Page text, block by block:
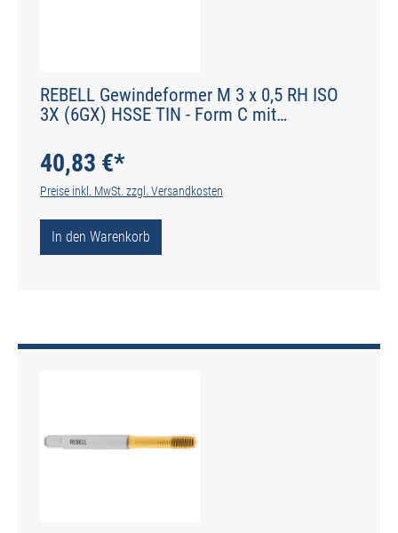
REBELL Gewindeformer M 3 x 0,5 RH ISO
3X (6GX) HSSE TIN - Form C mit
40,83 €*
Preise inkl. MwSt. zzgl. Versandkosten
In den Warenkorb